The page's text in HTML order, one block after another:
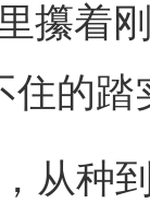
攥着
住的踏
从种